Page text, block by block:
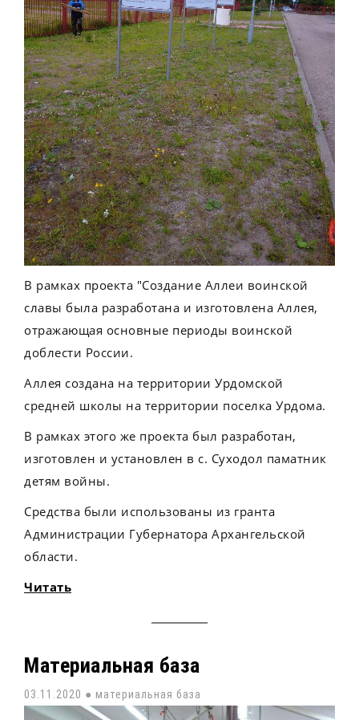
В рамках проекта "Создание Аллеи воинской
славы была разработана и изготовлена Аллея,
отражающая основные периоды воинской
доблести России.
Аллея создана на территории Урдомской
средней школы на территории поселка Урдома.
В рамках этого же проекта был разработан,
изготовлен и установлен в с. Суходол паматник
детям войны.
Средства были использованы из гранта
Администрации Губернатора Архангельской
области.
Читать
Материальная база
03.11.2020 ● материальная база